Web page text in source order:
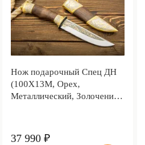
Нож подарочный Спец ДН
(100Х13М, Орех,
Металлический, Золочение
37 990 ₽